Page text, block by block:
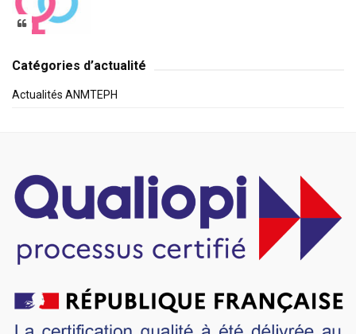
Catégories d’actualité
Actualités ANMTEPH